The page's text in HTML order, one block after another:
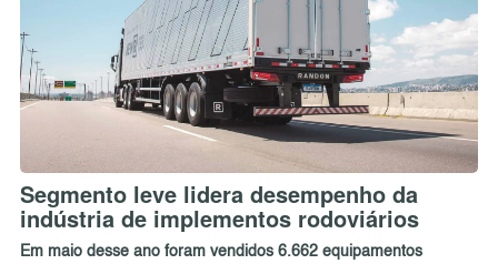
Segmento leve lidera desempenho da
indústria de implementos rodoviários
Em maio desse ano foram vendidos 6.662 equipamentos